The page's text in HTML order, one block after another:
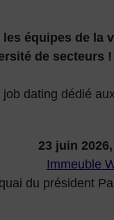
équipes de la
de secteurs !
dating dédié
23 juin
Immeuble
du président